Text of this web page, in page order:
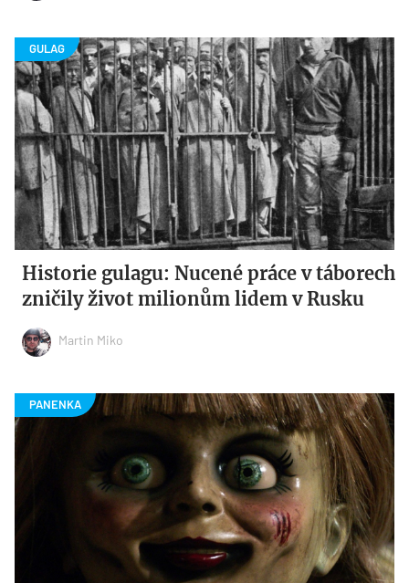
Historie gulagu: Nucené práce v táborech
zničily život milionům lidem v Rusku
Martin Miko